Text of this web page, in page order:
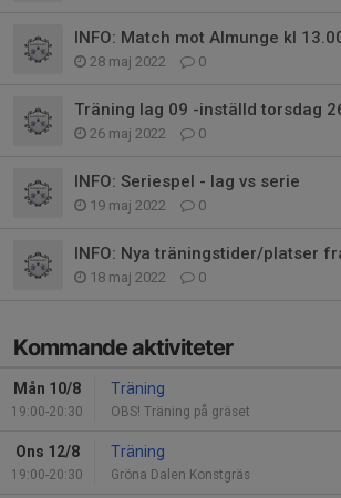
INFO: Match mot Almunge kl
28 maj 2022 0
Träning lag 09 -inställd torsdag
26 maj 2022 0
INFO: Seriespel - lag vs serie
19 maj 2022 0
INFO: Nya träningstider/platser
18 maj 2022 0
Kommande aktiviteter
Mån 10/8
19:00-20:30
Träning
OBS! Träning på gräset
Ons 12/8
19:00-20:30
Träning
Gröna Dalen Konstgräs